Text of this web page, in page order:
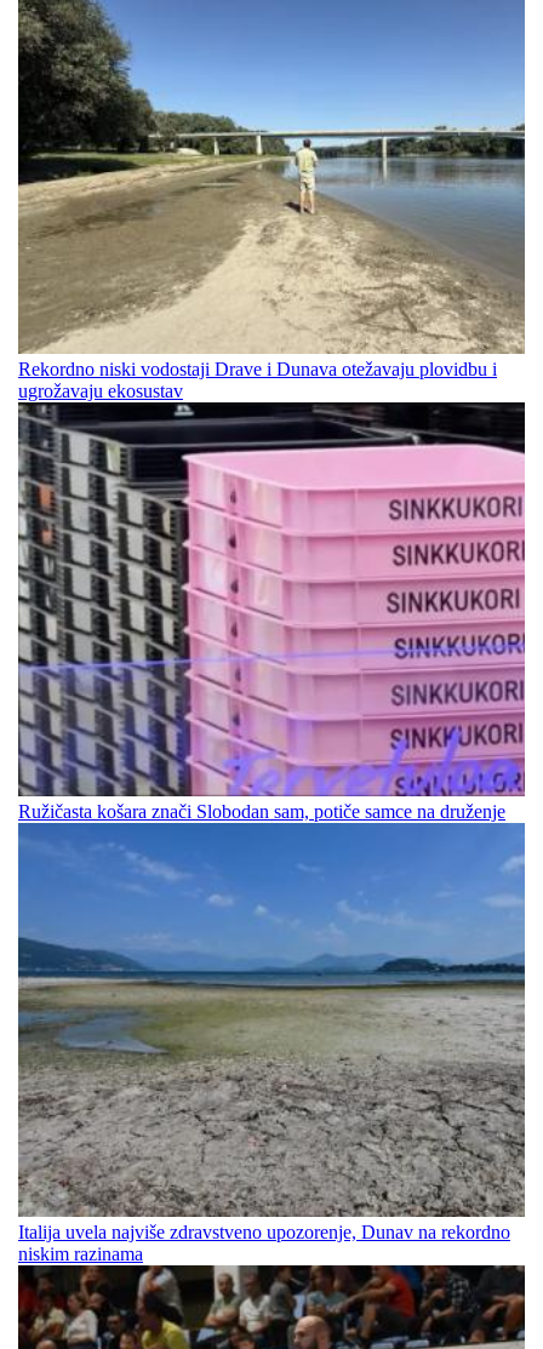
Rekordno niski vodostaji Drave i Dunava otežavaju plovidbu i
ugrožavaju ekosustav
Ružičasta košara znači Slobodan sam, potiče samce na druženje
Italija uvela najviše zdravstveno upozorenje, Dunav na rekordno
niskim razinama